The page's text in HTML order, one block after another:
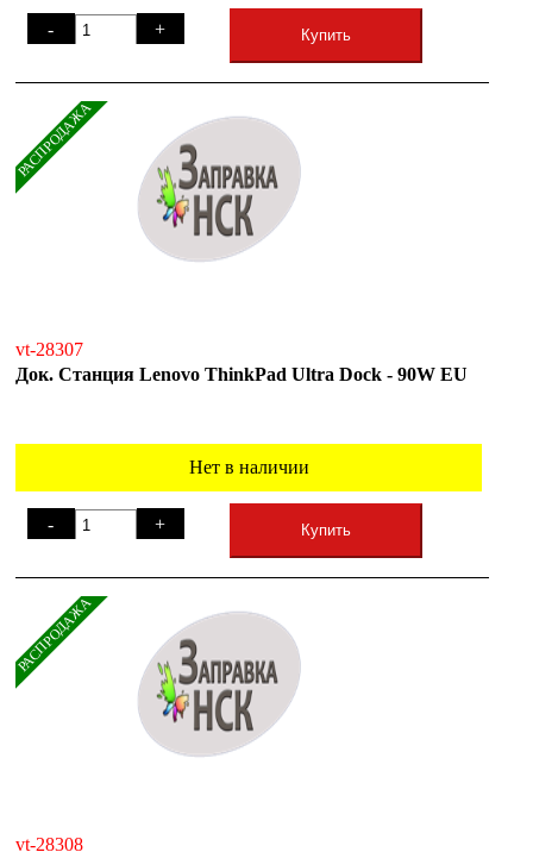
- + Купить
РАСПРОДАЖА
vt-28307
Док. Станция Lenovo ThinkPad Ultra Dock - 90W EU
Нет в наличии
- + Купить
РАСПРОДАЖА
vt-28308